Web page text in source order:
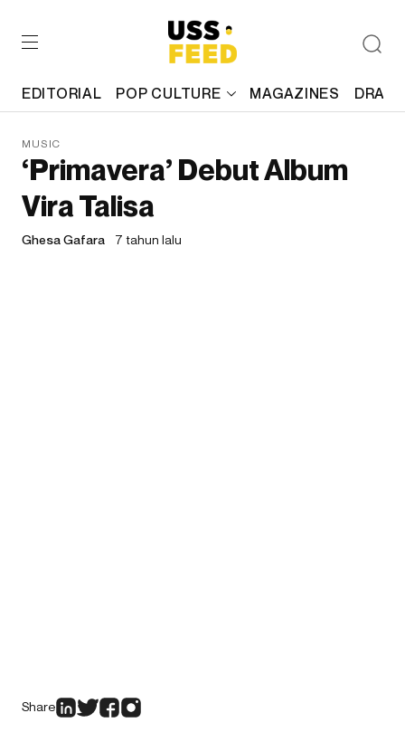
EDITORIAL POP CULTURE MAGAZINES
MUSIC
‘Primavera’ Debut Album
Vira Talisa
Ghesa Gafara 7 tahun lalu
Share